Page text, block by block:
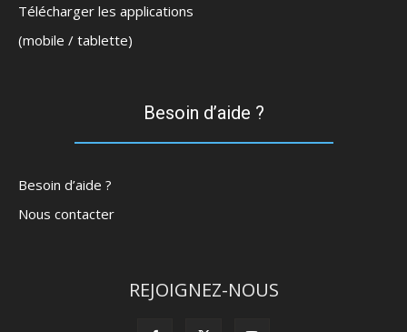
Télécharger les applications
(mobile / tablette)
Besoin d’aide ?
Besoin d’aide ?
Nous contacter
REJOIGNEZ-NOUS